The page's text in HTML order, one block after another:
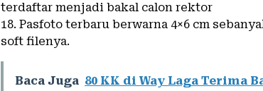
terdaftar menjadi bakal calon rektor
18. Pasfoto terbaru berwarna 4×6 cm
soft filenya.
Baca Juga 80 KK di Way Laga Terima